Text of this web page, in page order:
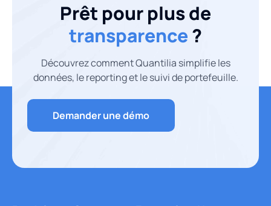
Prêt pour plus de
transparence?
Découvrez comment Quantilia simplifie les
données, le reporting et le suivi de portefeuille.
Demander une démo